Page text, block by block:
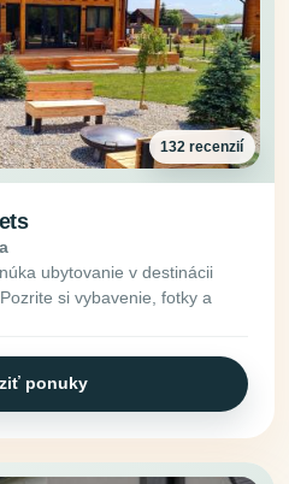
132 recenzií
ubytovanie v destinácii
si vybavenie, fotky a
ponuky